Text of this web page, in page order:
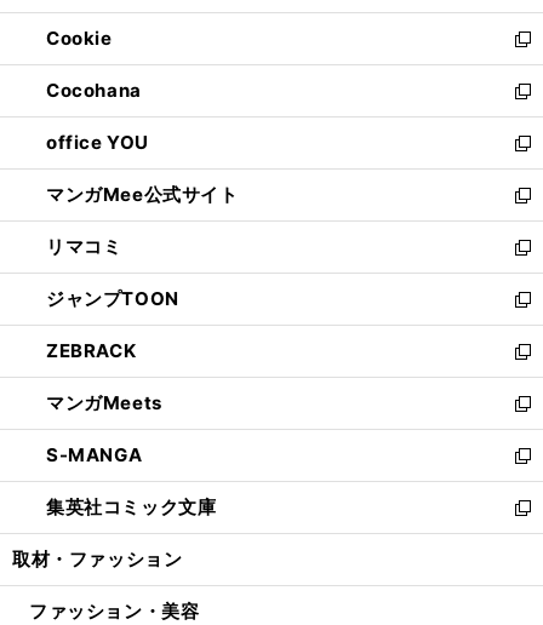
開
く
ウ
で
開
く
ン
ド
ウ
で
開
く
ウ
ィ
ン
ド
ウ
で
開
く
Cookie
新
し
い
ウ
ィ
ン
ド
ウ
で
開
く
Cocohana
新
し
い
ウ
ィ
ン
ド
ウ
で
開
く
office YOU
新
し
い
ウ
ィ
ン
ド
ウ
で
開
く
マンガMee公式サイト
新
し
い
ウ
ィ
ン
ド
ウ
で
開
く
リマコミ
新
し
い
ウ
ィ
ン
ド
ウ
で
開
く
ジャンプTOON
新
し
い
ウ
ィ
ン
ド
ウ
で
開
ZEBRACK
新
し
い
ウ
ィ
ン
ド
ウ
開
マンガMeets
新
し
い
ウ
ィ
ン
ウ
S-MANGA
新
し
い
ウ
ン
集英社コミック文庫
新
し
ウ
取材・ファッション
ファッション・美容